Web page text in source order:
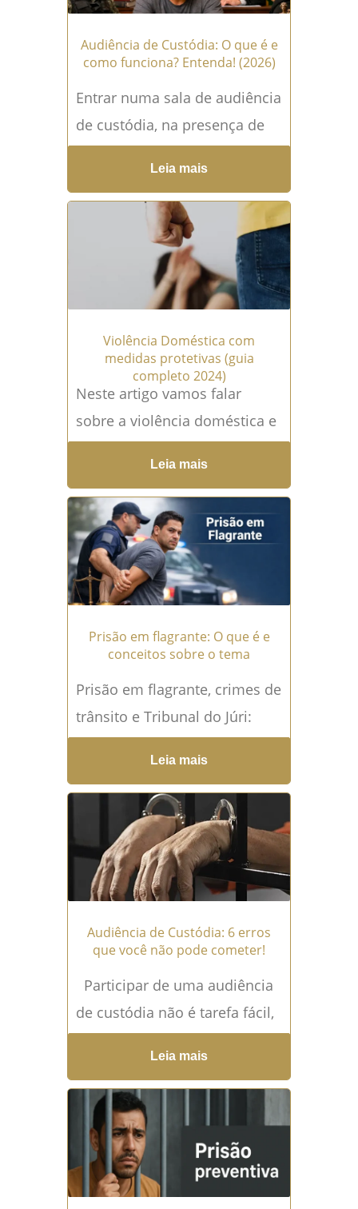
Audiência de Custódia: O que é e
como funciona? Entenda! (2026)
Entrar numa sala de audiência
de custódia, na presença de
um juiz de direito e um
promotor, e não saber...
mais →
Leia mais
Violência Doméstica com
medidas protetivas (guia
completo 2024)
Neste artigo vamos falar
sobre a violência doméstica e
como as mulheres podem se
proteger e prevenir por meio
das medidas protetivas...Leia
mais →
Leia mais
Prisão em flagrante: O que é e
conceitos sobre o tema
Prisão em flagrante, crimes de
trânsito e Tribunal do Júri:
entenda seus direitos A prisão
em flagrante é uma das
medidas mais...Leia mais →
Leia mais
Audiência de Custódia: 6 erros
que você não pode cometer!
Participar de uma audiência
de custódia não é tarefa fácil,
apenas um erro pode gerar
prisão e a consequente
transferência do...Leia mais
Leia mais